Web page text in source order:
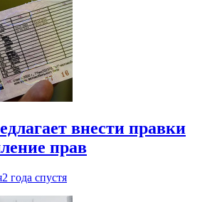
внести правки
прав
2 года спустя